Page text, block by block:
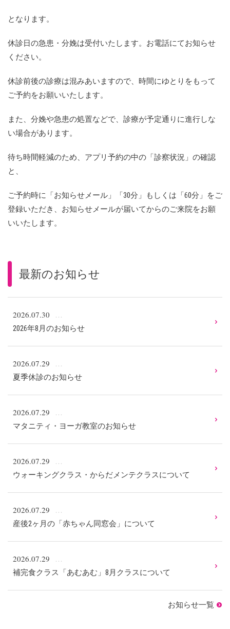
となります。
休診日の急患・分娩は受付いたします。お電話にてお知らせ
ください。
休診前後の診療は混みあいますので、時間にゆとりをもって
ご予約をお願いいたします。
また、分娩や急患の処置などで、診療が予定通りに進行しな
い場合があります。
待ち時間軽減のため、アプリ予約の中の「診察状況」の確認
と、
ご予約時に「お知らせメール」「30分」もしくは「60分」をご
登録いただき、お知らせメールが届いてからのご来院をお願
いいたします。
最新のお知らせ
2026.07.30
2026年8月のお知らせ
2026.07.29
夏季休診のお知らせ
2026.07.29
マタニティ・ヨーガ教室のお知らせ
2026.07.29
ウォーキングクラス・からだメンテクラスについて
2026.07.29
産後2ヶ月の「赤ちゃん同窓会」について
2026.07.29
補完食クラス「あむあむ」8月クラスについて
お知らせ一覧